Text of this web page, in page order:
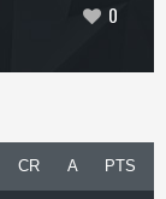
0
CR A PTS